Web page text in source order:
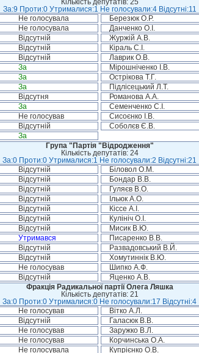
Кількість депутатів: 25
За:9 Проти:0 Утрималися:1 Не голосували:4 Відсутні:11
Не голосувала Березюк О.Р.
Не голосувала Данченко О.І.
Відсутній Журжій А.В.
Відсутній Кіраль С.І.
Відсутній Лаврик О.В.
За Мірошніченко І.В.
За Острікова Т.Г.
За Підлісецький Л.Т.
Відсутня Романова А.А.
За Семенченко С.І.
Не голосував Сисоєнко І.В.
Відсутній Соболєв Є.В.
За
Група "Партія "Відродження"
Кількість депутатів: 24
За:0 Проти:0 Утрималися:1 Не голосували:2 Відсутні:21
Відсутній Біловол О.М.
Відсутній Бондар В.В.
Відсутній Гуляєв В.О.
Відсутній Ільюк А.О.
Відсутній Кіссе А.І.
Відсутній Кулініч О.І.
Відсутній Мисик В.Ю.
Утримався Писаренко В.В.
Відсутній Развадовський В.Й.
Відсутній Хомутиннік В.Ю.
Не голосував Шипко А.Ф.
Відсутній Яценко А.В.
Фракція Радикальної партії Олега Ляшка
Кількість депутатів: 21
За:0 Проти:0 Утрималися:0 Не голосували:17 Відсутні:4
Не голосував Вітко А.Л.
Відсутній Галасюк В.В.
Не голосував Заружко В.Л.
Не голосував Корчинська О.А.
Не голосувала Купрієнко О.В.